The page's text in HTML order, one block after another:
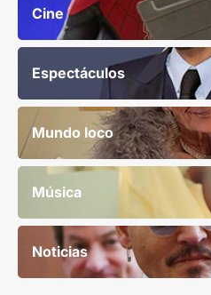
Cine
Espectáculos
Mundo loco
Música
Noticias